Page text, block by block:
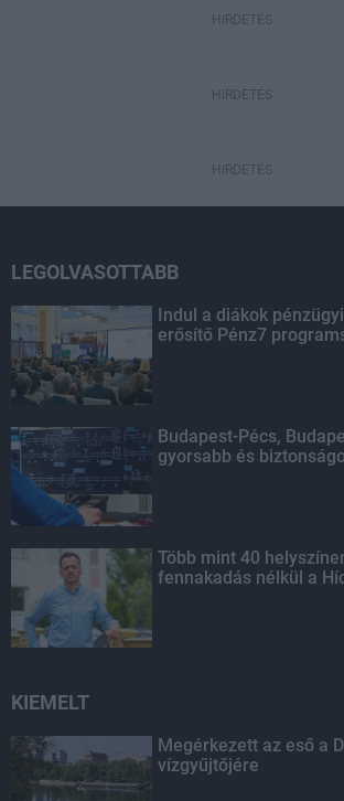
HIRDETÉS
HIRDETÉS
HIRDETÉS
LEGOLVASOTTABB
Indul a diákok
erősítő Pénz7
Budapest-Pécs,
gyorsabb és
Több mint 40
fennakadás nélkül a
KIEMELT
Megérkezett az eső a
vízgyűjtőjére